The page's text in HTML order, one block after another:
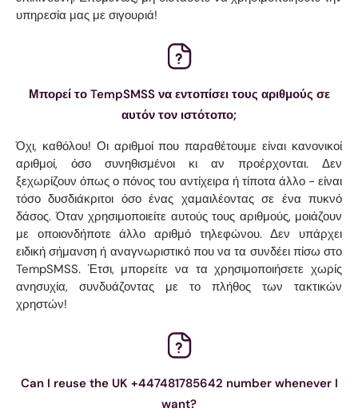
υπηρεσία μας με σιγουριά!
Μπορεί το TempSMSS να εντοπίσει τους αριθμούς σε
αυτόν τον ιστότοπο;
Όχι, καθόλου! Οι αριθμοί που παραθέτουμε είναι κανονικοί
αριθμοί, όσο συνηθισμένοι κι αν προέρχονται. Δεν
ξεχωρίζουν όπως ο πόνος του αντίχειρα ή τίποτα άλλο - είναι
τόσο δυσδιάκριτοι όσο ένας χαμαιλέοντας σε ένα πυκνό
δάσος. Όταν χρησιμοποιείτε αυτούς τους αριθμούς, μοιάζουν
με οποιονδήποτε άλλο αριθμό τηλεφώνου. Δεν υπάρχει
ειδική σήμανση ή αναγνωριστικό που να τα συνδέει πίσω στο
TempSMSS. Έτσι, μπορείτε να τα χρησιμοποιήσετε χωρίς
ανησυχία, συνδυάζοντας με το πλήθος των τακτικών
χρηστών!
Can I reuse the UK +447481785642 number whenever I
want?